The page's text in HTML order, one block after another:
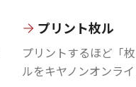
プリント枚ル
プリントするほど「
ルをキヤノンオンラ